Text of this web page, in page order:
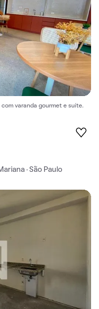
varanda gourmet e suíte.
· São Paulo